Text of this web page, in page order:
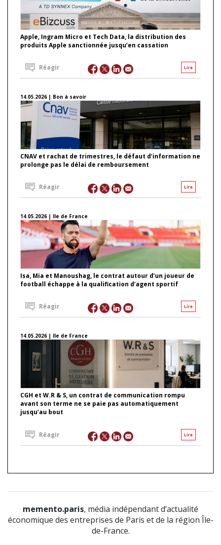
Apple, Ingram Micro et Tech Data, la distribution des
produits Apple sanctionnée jusqu’en cassation
Lire
Réagir
14.05.2026 | Bon à savoir
CNAV et rachat de trimestres, le défaut d’information ne
prolonge pas le délai de remboursement
Lire
Réagir
14.05.2026 | Ile de France
Isa, Mia et Manoushag, le contrat autour d’un joueur de
football échappe à la qualification d’agent sportif
Lire
Réagir
14.05.2026 | Ile de France
CGH et W.R & S, un contrat de communication rompu
avant son terme ne se paie pas automatiquement
jusqu’au bout
Lire
Réagir
memento.paris, média indépendant d’actualité
économique des entreprises de Paris et de la région Île-
de-France.